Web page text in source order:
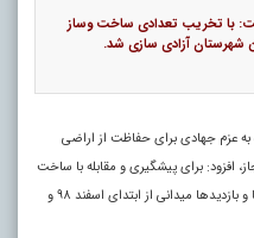
با تخریب تعدادی ساخت وساز
به عزم جهادی برای حفاظت از اراضی
افزود: برای پیشگیری و مقابله با ساخت
و سازهای غیرمجاز در اراضی کشاورزی پایش ها و بازدیدها میدانی از ابتدای اسفند ۹۸ و